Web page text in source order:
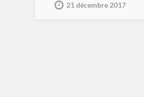
21 décembre 2017